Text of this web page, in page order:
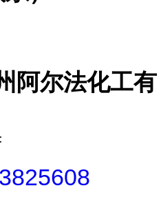
阿尔法化工有